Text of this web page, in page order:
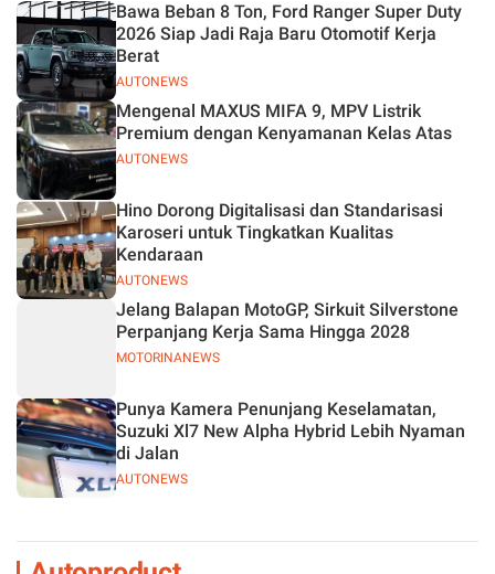
AUTONEWS
Bawa Beban 8 Ton, Ford Ranger Super Duty
2026 Siap Jadi Raja Baru Otomotif Kerja
Berat
AUTONEWS
Mengenal MAXUS MIFA 9, MPV Listrik
Premium dengan Kenyamanan Kelas Atas
AUTONEWS
Hino Dorong Digitalisasi dan Standarisasi
Karoseri untuk Tingkatkan Kualitas
Kendaraan
MOTORINANEWS
Jelang Balapan MotoGP, Sirkuit Silverstone
Perpanjang Kerja Sama Hingga 2028
AUTONEWS
Punya Kamera Penunjang Keselamatan,
Suzuki Xl7 New Alpha Hybrid Lebih Nyaman
di Jalan